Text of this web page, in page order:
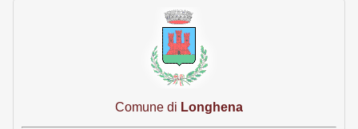
Comune di Longhena